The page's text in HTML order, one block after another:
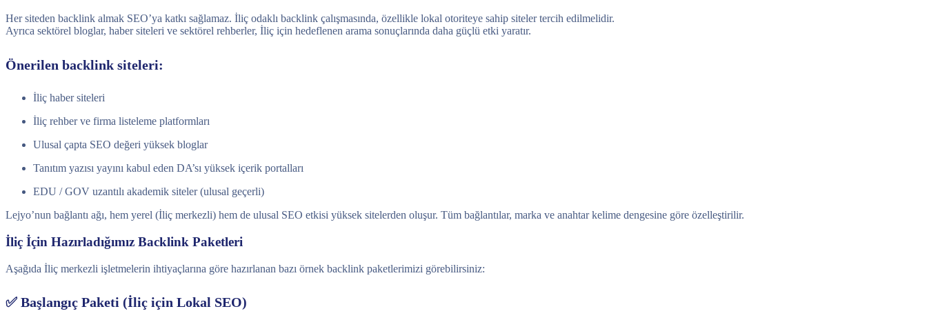
Her siteden backlink almak SEO’ya katkı sağlamaz. İliç odaklı backlink çalışmasında, özellikle lokal otoriteye sahip siteler tercih edilmelidir.
Ayrıca sektörel bloglar, haber siteleri ve sektörel rehberler, İliç için hedeflenen arama sonuçlarında daha güçlü etki yaratır.
Önerilen backlink siteleri:
İliç haber siteleri
İliç rehber ve firma listeleme platformları
Ulusal çapta SEO değeri yüksek bloglar
Tanıtım yazısı yayını kabul eden DA’sı yüksek içerik portalları
EDU / GOV uzantılı akademik siteler (ulusal geçerli)
Lejyo’nun bağlantı ağı, hem yerel (İliç merkezli) hem de ulusal SEO etkisi yüksek sitelerden oluşur. Tüm bağlantılar, marka ve anahtar kelime dengesine göre özelleştirilir.
İliç İçin Hazırladığımız Backlink Paketleri
Aşağıda İliç merkezli işletmelerin ihtiyaçlarına göre hazırlanan bazı örnek backlink paketlerimizi görebilirsiniz:
✅ Başlangıç Paketi (İliç için Lokal SEO)